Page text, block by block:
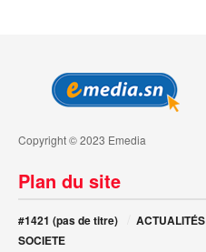
Copyright © 2023 Emedia
Plan du site
#1421 (pas de titre) ACTUALITÉS
SOCIETE